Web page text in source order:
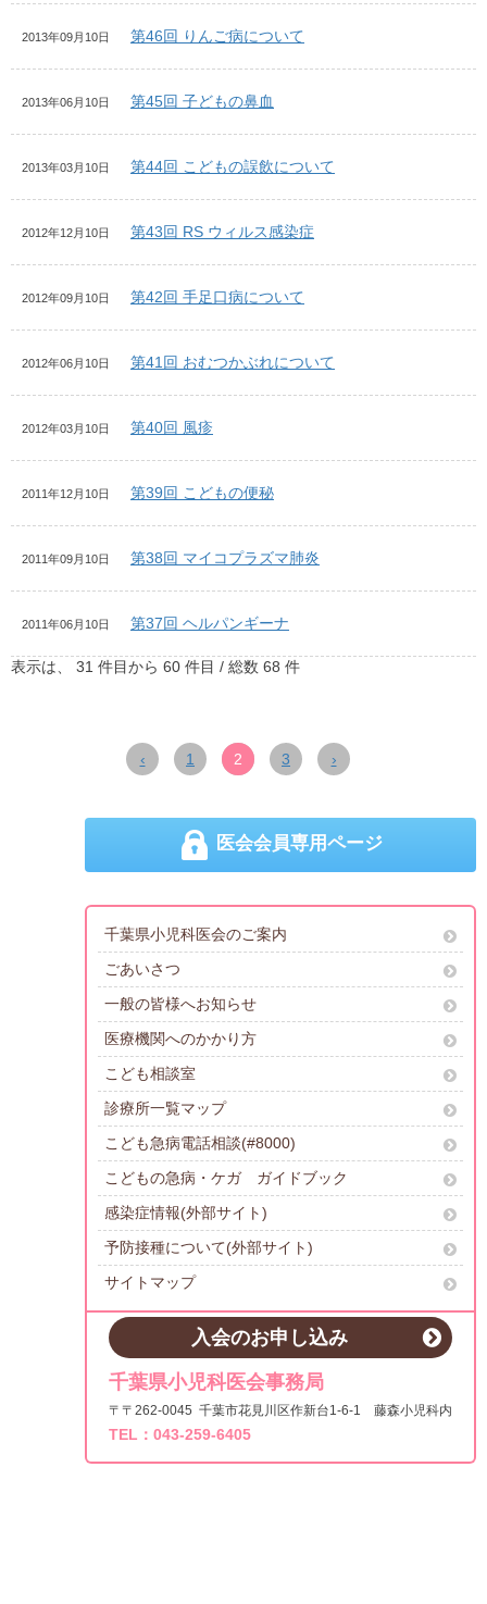
2013年09月10日 第46回 りんご病について
2013年06月10日 第45回 子どもの鼻血
2013年03月10日 第44回 こどもの誤飲について
2012年12月10日 第43回 RS ウィルス感染症
2012年09月10日 第42回 手足口病について
2012年06月10日 第41回 おむつかぶれについて
2012年03月10日 第40回 風疹
2011年12月10日 第39回 こどもの便秘
2011年09月10日 第38回 マイコプラズマ肺炎
2011年06月10日 第37回 ヘルパンギーナ
表示は、 31 件目から 60 件目 / 総数 68 件
‹ 1 2 3 ›
医会会員専用ページ
千葉県小児科医会のご案内
ごあいさつ
一般の皆様へお知らせ
医療機関へのかかり方
こども相談室
診療所一覧マップ
こども急病電話相談(#8000)
こどもの急病・ケガ ガイドブック
感染症情報(外部サイト)
予防接種について(外部サイト)
サイトマップ
入会のお申し込み
千葉県小児科医会事務局
〒〒262-0045 千葉市花見川区作新台1-6-1 藤森小児科内
TEL：043-259-6405